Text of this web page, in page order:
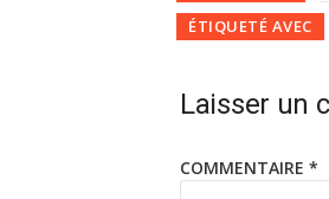
ÉTIQUETÉ AVEC
Laisser un
COMMENTAIRE *